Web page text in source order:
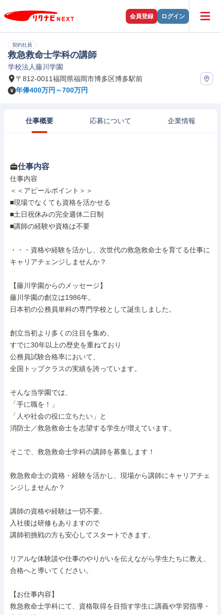
会員登録 ログイン
契約社員
救急救命士学科の講師
学校法人藤川学園
〒812-0011福岡県福岡市博多区博多駅前
年俸400万円～700万円
仕事概要 応募について 企業情報
仕事内容
仕事内容
＜＜アピールポイント＞＞
■現場でなくても資格を活かせる
■土日祝休みの完全週休二日制
■講師の経験や資格は不要
・・・資格や経験を活かし、次世代の救急救命士を育てる仕事に
キャリアチェンジしませんか？
【藤川学園からのメッセージ】
藤川学園の創立は1986年。
日本初の公務員単科の専門学校として誕生しました。
創立当初より多くの注目を集め、
すでに30年以上の歴史を重ねており
公務員試験合格率において、
全国トップクラスの実績を誇っています。
そんな当学園では、
「手に職を！」
「人や社会の役に立ちたい」と
消防士／救急救命士を志望する学生が増えています。
そこで、救急救命士学科の講師を募集します！
救急救命士の資格・経験を活かし、現場から講師にキャリアチェ
ンジしませんか？
講師の資格や経験は一切不要。
入社後は研修もありますので
講師初挑戦の方も安心してスタートできます。
リアルな体験談や仕事のやりがいを伝えながら学生たちに教え、
合格へと導いてください。
【お仕事内容】
救急救命士学科にて、資格取得を目指す学生に講義や学習指導・